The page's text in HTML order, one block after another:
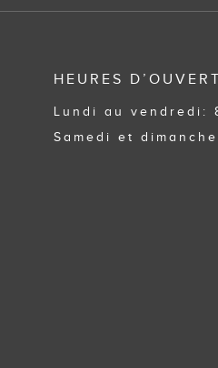
HEURES
Lundi au vendredi:
Samedi et